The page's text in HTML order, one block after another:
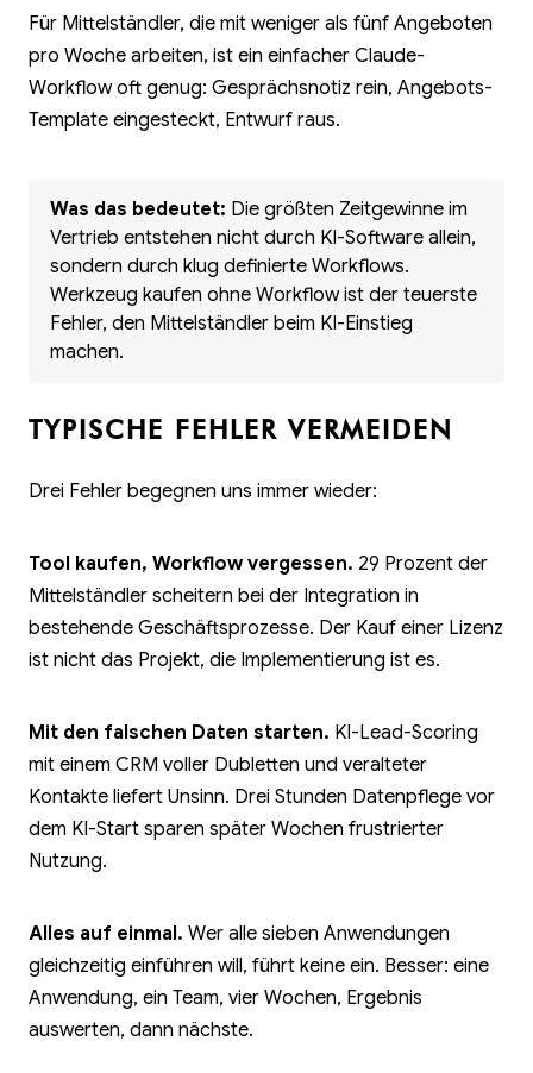
Für Mittelständler, die mit weniger als fünf Angeboten
pro Woche arbeiten, ist ein einfacher Claude-
Workflow oft genug: Gesprächsnotiz rein, Angebots-
Template eingesteckt, Entwurf raus.
Was das bedeutet: Die größten Zeitgewinne im
Vertrieb entstehen nicht durch KI-Software allein,
sondern durch klug definierte Workflows.
Werkzeug kaufen ohne Workflow ist der teuerste
Fehler, den Mittelständler beim KI-Einstieg
machen.
TYPISCHE FEHLER VERMEIDEN
Drei Fehler begegnen uns immer wieder:
Tool kaufen, Workflow vergessen. 29 Prozent der
Mittelständler scheitern bei der Integration in
bestehende Geschäftsprozesse. Der Kauf einer Lizenz
ist nicht das Projekt, die Implementierung ist es.
Mit den falschen Daten starten. KI-Lead-Scoring
mit einem CRM voller Dubletten und veralteter
Kontakte liefert Unsinn. Drei Stunden Datenpflege vor
dem KI-Start sparen später Wochen frustrierter
Nutzung.
Alles auf einmal. Wer alle sieben Anwendungen
gleichzeitig einführen will, führt keine ein. Besser: eine
Anwendung, ein Team, vier Wochen, Ergebnis
auswerten, dann nächste.